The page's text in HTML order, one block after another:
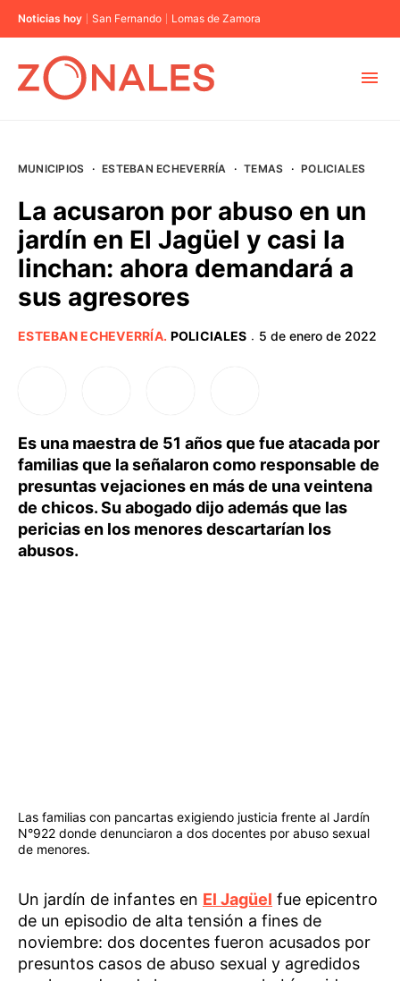
Noticias hoy San Fernando Lomas de Zamora
BUENOS AIRES
PROVINCIAS
MUNICIPIOS · ESTEBAN ECHEVERRÍA · TEMAS · POLICIALES
La acusaron por abuso en un
jardín en El Jagüel y casi la
linchan: ahora demandará a
sus agresores
ESTEBAN ECHEVERRÍA. POLICIALES · 5 de enero de 2022
Es una maestra de 51 años que fue atacada por
familias que la señalaron como responsable de
presuntas vejaciones en más de una veintena
de chicos. Su abogado dijo además que las
pericias en los menores descartarían los
abusos.
Las familias con pancartas exigiendo justicia frente al Jardín
N°922 donde denunciaron a dos docentes por abuso sexual
de menores.
Un jardín de infantes en El Jagüel fue epicentro
de un episodio de alta tensión a fines de
noviembre: dos docentes fueron acusados por
presuntos casos de abuso sexual y agredidos